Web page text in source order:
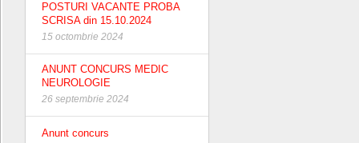
POSTURI VACANTE PROBA
SCRISA din 15.10.2024
15 octombrie 2024
ANUNT CONCURS MEDIC
NEUROLOGIE
26 septembrie 2024
Anunt concurs